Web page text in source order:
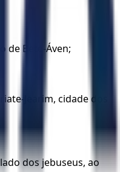
de Bete-Áven;
Jearim, cidade dos
dos jebuseus, ao